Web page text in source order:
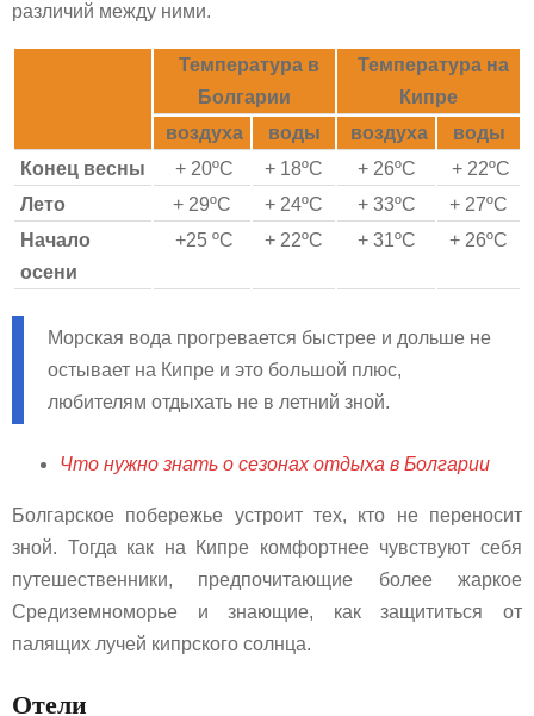
различий между ними.
Температура в
Болгарии
Температура на
Кипре
воздуха
воды воздуха
воды
Конец весны
+ 20ºС + 18ºС + 26ºС
+ 22ºС
Лето
+ 29ºС + 24ºС + 33ºС
+ 27ºС
Начало
осени
+25 ºС + 22ºС + 31ºС + 26ºС
Морская вода прогревается быстрее и дольше не
остывает на Кипре и это большой плюс,
любителям отдыхать не в летний зной.
Что нужно знать о сезонах отдыха в Болгарии
Болгарское побережье устроит тех, кто не переносит
зной. Тогда как на Кипре комфортнее чувствуют себя
путешественники, предпочитающие более жаркое
Средиземноморье и знающие, как защититься от
палящих лучей кипрского солнца.
Отели